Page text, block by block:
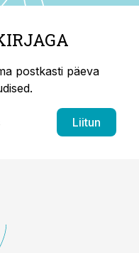
postkasti päeva
Liitun